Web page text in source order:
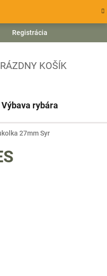
Registrácia
KOŠÍK
Výbava rybára
27mm Syr